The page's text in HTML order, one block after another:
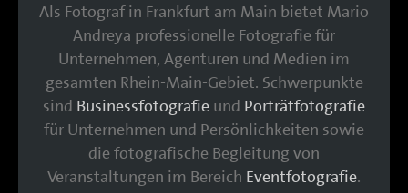
Als Fotograf in Frankfurt am Main bietet Mario
Andreya professionelle Fotografie für
Unternehmen, Agenturen und Medien im
gesamten Rhein-Main-Gebiet. Schwerpunkte
sind Businessfotografie und Porträtfotografie
für Unternehmen und Persönlichkeiten sowie
die fotografische Begleitung von
Veranstaltungen im Bereich Eventfotografie.